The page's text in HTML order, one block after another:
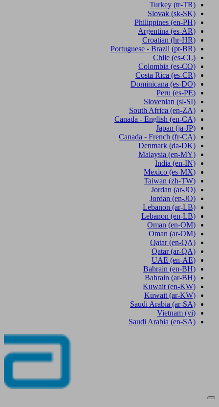
Turkey (tr-TR)
Slovak (sk-SK)
Philippines (en-PH)
Argentina (es-AR)
Croatian (hr-HR)
Portuguese - Brazil (pt-BR)
Chile (es-CL)
Colombia (es-CO)
Costa Rica (es-CR)
Dominicana (es-DO)
Peru (es-PE)
Slovenian (sl-SI)
South Africa (en-ZA)
Canada - English (en-CA)
Japan (ja-JP)
Canada - French (fr-CA)
Denmark (da-DK)
Malaysia (en-MY)
India (en-IN)
Mexico (es-MX)
Taiwan (zh-TW)
Jordan (ar-JO)
Jordan (en-JO)
Lebanon (ar-LB)
Lebanon (en-LB)
Oman (en-OM)
Oman (ar-OM)
Qatar (en-QA)
Qatar (ar-QA)
UAE (en-AE)
Bahrain (en-BH)
Bahrain (ar-BH)
Kuwait (en-KW)
Kuwait (ar-KW)
Saudi Arabia (ar-SA)
Vietnam (vi)
Saudi Arabia (en-SA)